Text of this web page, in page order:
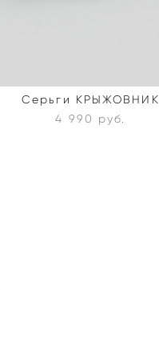
Серьги КРЫЖОВНИК
4 990 pуб.